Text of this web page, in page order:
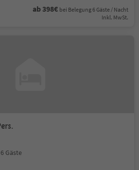
ab 398€ bei Belegung 6 Gäste / Nacht
Inkl. MwSt.
Gäste